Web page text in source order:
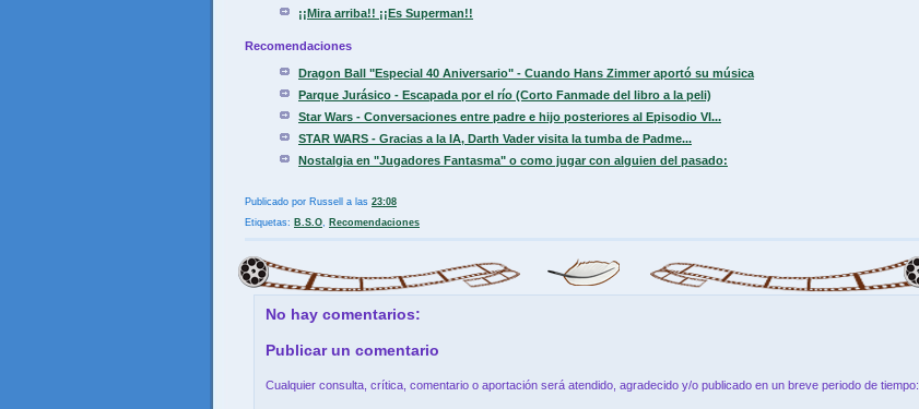
¡¡Mira arriba!! ¡¡Es Superman!!
Recomendaciones
Dragon Ball "Especial 40 Aniversario" - Cuando Hans Zimmer aportó su música
Parque Jurásico - Escapada por el río (Corto Fanmade del libro a la peli)
Star Wars - Conversaciones entre padre e hijo posteriores al Episodio VI...
STAR WARS - Gracias a la IA, Darth Vader visita la tumba de Padme...
Nostalgia en "Jugadores Fantasma" o como jugar con alguien del pasado:
Publicado por Russell a las 23:08
Etiquetas: B.S.O Recomendaciones
No hay comentarios:
Publicar un comentario
Cualquier consulta, crítica, comentario o aportación será atendido, agradecido y/o publicado en un breve periodo de tiempo: